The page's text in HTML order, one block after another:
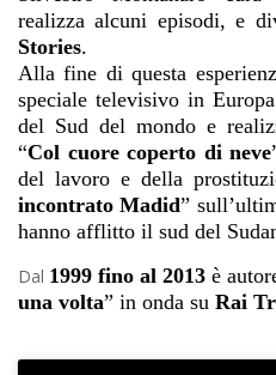
realizza alcuni episodi, e
Stories.
Alla fine di questa
speciale televisivo in
del Sud del mondo e
“Col cuore coperto di neve
del lavoro e della
incontrato Madid”
hanno afflitto il sud del
Dal 1999 fino al 2013 è
una volta” in onda su Rai